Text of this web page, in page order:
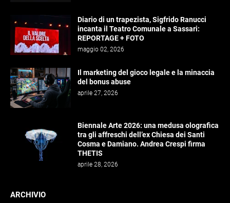
Diario di un trapezista, Sigfrido Ranucci
incanta il Teatro Comunale a Sassari:
REPORTAGE + FOTO
maggio 02, 2026
Il marketing del gioco legale e la minaccia
del bonus abuse
aprile 27, 2026
Biennale Arte 2026: una medusa olografica
tra gli affreschi dell’ex Chiesa dei Santi
Cosma e Damiano. Andrea Crespi firma
THETIS
aprile 28, 2026
ARCHIVIO